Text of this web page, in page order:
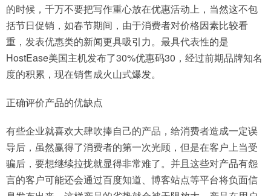
的时候，千万不要把写作重心放在优惠活动上，当然这不包
括节日促销，如春节期间，由于消费者对价格因素比较看
重，发表优惠类的新闻更具吸引力。最具代表性的是
HostEase美国主机发布了30%优惠码30，经过前期品牌知名
度的积累，现在销售成火山式爆发。
正确评价产品的优缺点
有些企业就喜欢大肆吹捧自己的产品，给消费者造成一定误
导后，虽然赢得了消费者的第一次光顾，但是在客户上当受
骗后，要想继续拉拢就显得非常难了。并且这些对产品有怨
言的客户可能还会通过百度知道、博客站点等平台将负面信